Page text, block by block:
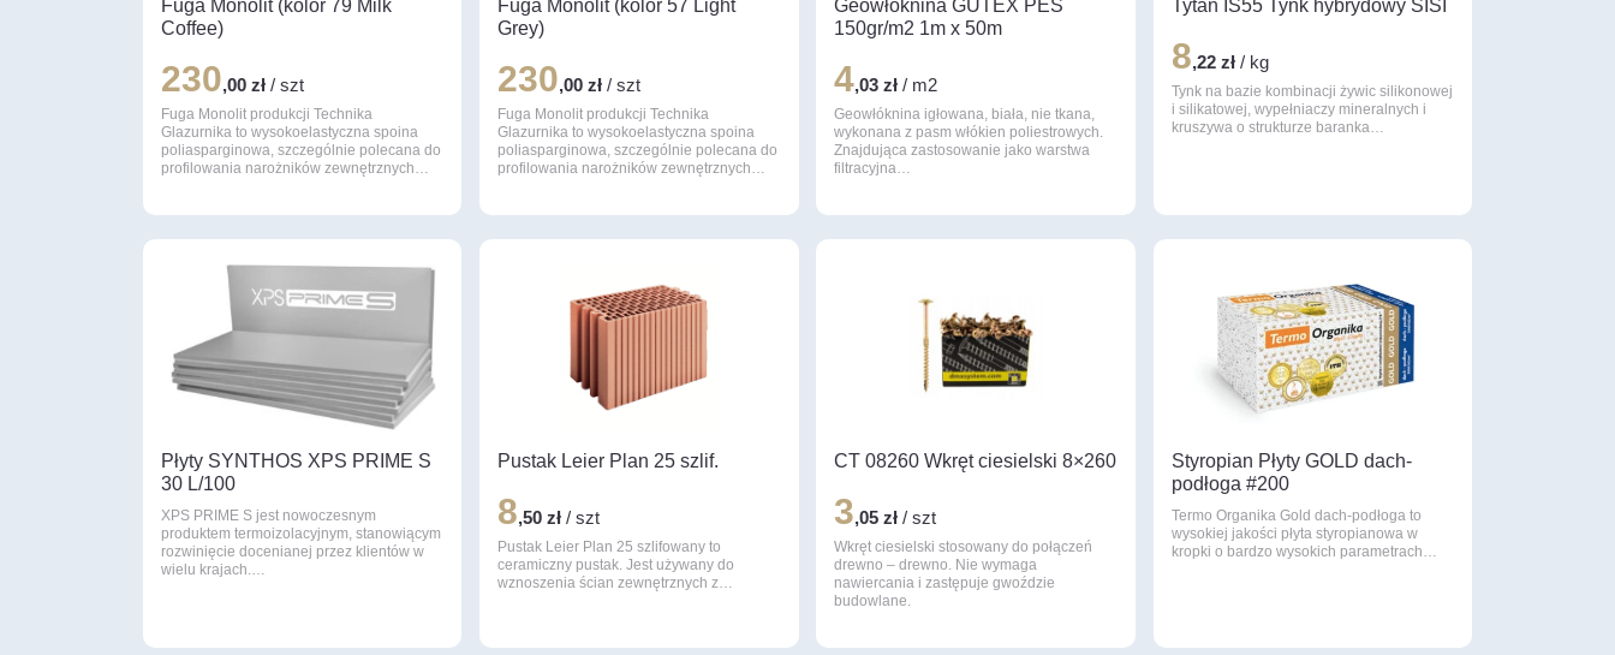
Fuga Monolit (kolor 79 Milk
Coffee)
230,00 zł / szt
Fuga Monolit produkcji Technika
Glazurnika to wysokoelastyczna spoina
poliasparginowa, szczególnie polecana do
profilowania narożników zewnętrznych…
Fuga Monolit (kolor 57 Light
Grey)
230,00 zł / szt
Fuga Monolit produkcji Technika
Glazurnika to wysokoelastyczna spoina
poliasparginowa, szczególnie polecana do
profilowania narożników zewnętrznych…
Geowłóknina GUTEX PES
150gr/m2 1m x 50m
4,03 zł / m2
Geowłóknina igłowana, biała, nie tkana,
wykonana z pasm włókien poliestrowych.
Znajdująca zastosowanie jako warstwa
filtracyjna…
Tytan IS55 Tynk hybrydowy SISI
8,22 zł/ kg
Tynk na bazie kombinacji żywic silikonowej
i silikatowej, wypełniaczy mineralnych i
kruszywa o strukturze baranka…
Płyty SYNTHOS XPS PRIME S
30 L/100
XPS PRIME S jest nowoczesnym
produktem termoizolacyjnym, stanowiącym
rozwinięcie docenianej przez klientów w
wielu krajach.…
Pustak Leier Plan 25 szlif.
8,50 zł / szt
Pustak Leier Plan 25 szlifowany to
ceramiczny pustak. Jest używany do
wznoszenia ścian zewnętrznych z…
CT 08260 Wkręt ciesielski 8×260
3,05 zł / szt
Wkręt ciesielski stosowany do połączeń
drewno – drewno. Nie wymaga
nawiercania i zastępuje gwoździe
budowlane.
Styropian Płyty GOLD dach-
podłoga #200
Termo Organika Gold dach-podłoga to
wysokiej jakości płyta styropianowa w
kropki o bardzo wysokich parametrach…